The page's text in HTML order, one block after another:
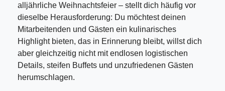
alljährliche Weihnachtsfeier – stellt dich häufig vor
dieselbe Herausforderung: Du möchtest deinen
Mitarbeitenden und Gästen ein kulinarisches
Highlight bieten, das in Erinnerung bleibt, willst dich
aber gleichzeitig nicht mit endlosen logistischen
Details, steifen Buffets und unzufriedenen Gästen
herumschlagen.